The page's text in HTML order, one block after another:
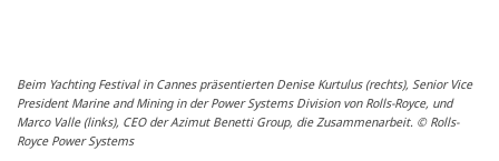
Beim Yachting Festival in Cannes präsentierten Denise Kurtulus (rechts), Senior Vice
President Marine and Mining in der Power Systems Division von Rolls-Royce, und
Marco Valle (links), CEO der Azimut Benetti Group, die Zusammenarbeit. © Rolls-
Royce Power Systems